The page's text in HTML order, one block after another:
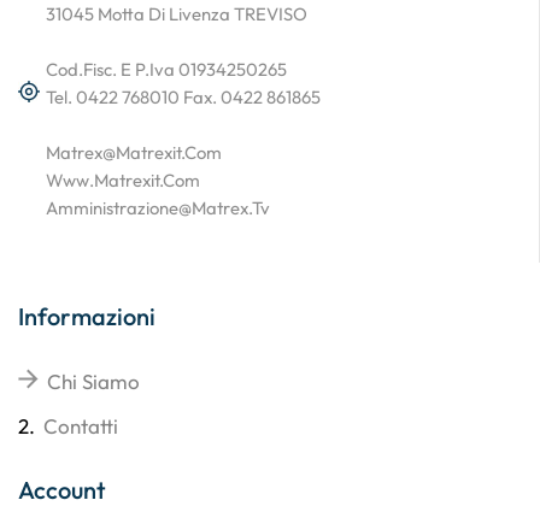
31045 Motta Di Livenza TREVISO
Cod.Fisc. E P.Iva 01934250265
Tel. 0422 768010 Fax. 0422 861865
Matrex@matrexit.com
Www.matrexit.com
Amministrazione@matrex.tv
Informazioni
Chi Siamo
2. Contatti
Account